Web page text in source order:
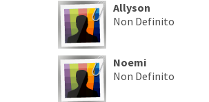
Allyson
Non Definito
Noemi
Non Definito